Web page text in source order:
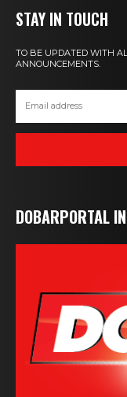
STAY IN TOUCH
TO BE UPDATED WITH
ANNOUNCEMENTS.
DOBARPORTAL